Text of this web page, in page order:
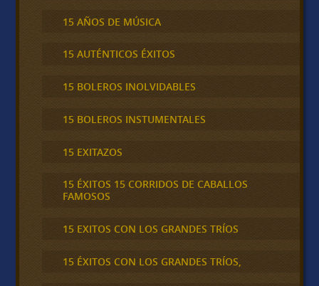
15 AÑOS DE MÚSICA
15 AUTÉNTICOS ÉXITOS
15 BOLEROS INOLVIDABLES
15 BOLEROS INSTUMENTALES
15 EXITAZOS
15 ÉXITOS 15 CORRIDOS DE CABALLOS
FAMOSOS
15 EXITOS CON LOS GRANDES TRÍOS
15 ÉXITOS CON LOS GRANDES TRÍOS,